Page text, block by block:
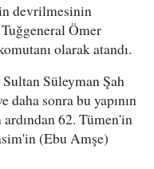
devrilmesinin
Ömer
olarak atandı.
Süleyman Şah
daha sonra bu yapının
62. Tümen'in
(Ebu Amşe)